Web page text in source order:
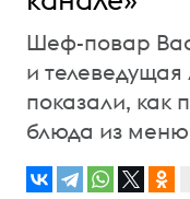
Шеф-повар
и
показали, как
блюда из меню